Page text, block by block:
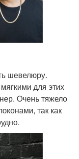
шевелюру.
для этих
Очень тяжело
так как